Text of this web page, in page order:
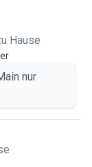
befindet,
werden.
sein woanders
Hause
nur